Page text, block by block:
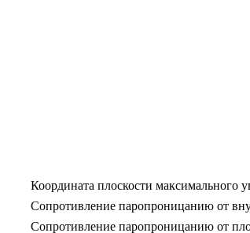
Координата плоскости максимального
Сопротивление паропроницанию от
Сопротивление паропроницанию от